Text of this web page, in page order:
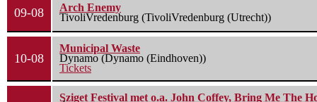
09-08
Arch Enemy
TivoliVredenburg (TivoliVredenburg (Utrecht))
10-08
Municipal Waste
Dynamo (Dynamo (Eindhoven))
Tickets
Sziget Festival met o.a. John Coffey, Bring Me The